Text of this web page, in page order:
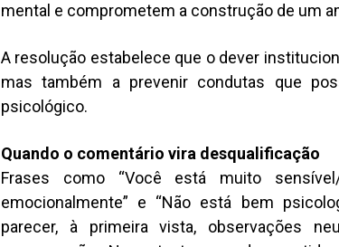
mental e comprometem a construção de um
A resolução estabelece que o dever
mas também a prevenir condutas que
psicológico.
Quando o comentário vira desqualificação
Frases como “Você está muito
emocionalmente” e “Não está bem
parecer, à primeira vista, observações